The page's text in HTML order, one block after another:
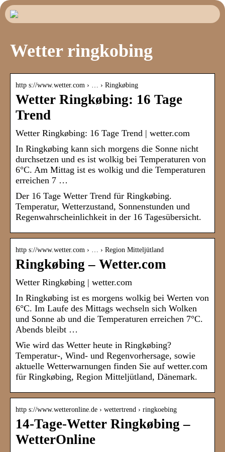
Wetter ringkobing
http s://www.wetter.com › … › Ringkøbing
Wetter Ringkøbing: 16 Tage
Trend
Wetter Ringkøbing: 16 Tage Trend | wetter.com
In Ringkøbing kann sich morgens die Sonne nicht
durchsetzen und es ist wolkig bei Temperaturen von
6°C. Am Mittag ist es wolkig und die Temperaturen
erreichen 7 …
Der 16 Tage Wetter Trend für Ringkøbing.
Temperatur, Wetterzustand, Sonnenstunden und
Regenwahrscheinlichkeit in der 16 Tagesübersicht.
http s://www.wetter.com › … › Region Mitteljütland
Ringkøbing – Wetter.com
Wetter Ringkøbing | wetter.com
In Ringkøbing ist es morgens wolkig bei Werten von
6°C. Im Laufe des Mittags wechseln sich Wolken
und Sonne ab und die Temperaturen erreichen 7°C.
Abends bleibt …
Wie wird das Wetter heute in Ringkøbing?
Temperatur-, Wind- und Regenvorhersage, sowie
aktuelle Wetterwarnungen finden Sie auf wetter.com
für Ringkøbing, Region Mitteljütland, Dänemark.
http s://www.wetteronline.de › wettertrend › ringkoebing
14-Tage-Wetter Ringkøbing –
WetterOnline